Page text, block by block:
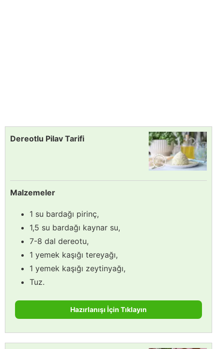
Dereotlu Pilav Tarifi
Malzemeler
1 su bardağı pirinç,
1,5 su bardağı kaynar su,
7-8 dal dereotu,
1 yemek kaşığı tereyağı,
1 yemek kaşığı zeytinyağı,
Tuz.
Hazırlanışı İçin Tıklayın